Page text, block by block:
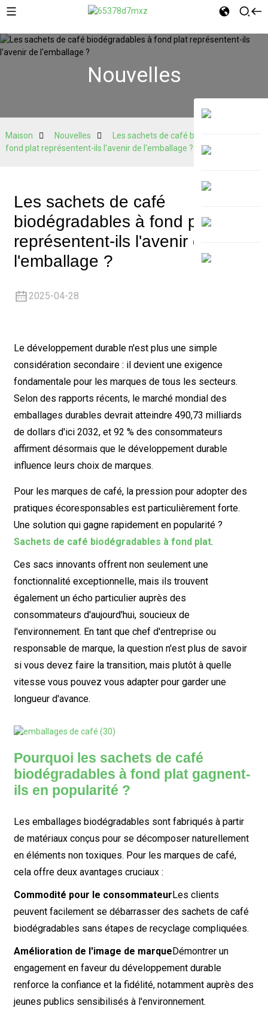
Nouvelles
Maison Nouvelles
Les sachets de café biodégradables à
fond plat représentent-ils l'avenir de l'emballage ?
Les sachets de café
biodégradables à fond plat
représentent-ils l'avenir de
l'emballage ?
2025-04-28
Le développement durable n'est plus une simple
considération secondaire : il devient une exigence
fondamentale pour les marques de tous les secteurs.
Selon des rapports récents, le marché mondial des
emballages durables devrait atteindre 490,73 milliards
de dollars d'ici 2032, et 92 % des consommateurs
affirment désormais que le développement durable
influence leurs choix de marques.
Pour les marques de café, la pression pour adopter des
pratiques écoresponsables est particulièrement forte.
Une solution qui gagne rapidement en popularité ?
Sachets de café biodégradables à fond plat.
Ces sacs innovants offrent non seulement une
fonctionnalité exceptionnelle, mais ils trouvent
également un écho particulier auprès des
consommateurs d'aujourd'hui, soucieux de
l'environnement. En tant que chef d'entreprise ou
responsable de marque, la question n'est plus de savoir
si vous devez faire la transition, mais plutôt à quelle
vitesse vous pouvez vous adapter pour garder une
longueur d'avance.
Pourquoi les sachets de café
biodégradables à fond plat gagnent-
ils en popularité ?
Les emballages biodégradables sont fabriqués à partir
de matériaux conçus pour se décomposer naturellement
en éléments non toxiques. Pour les marques de café,
cela offre deux avantages cruciaux :
Commodité pour le consommateurLes clients
peuvent facilement se débarrasser des sachets de café
biodégradables sans étapes de recyclage compliquées.
Amélioration de l'image de marqueDémontrer un
engagement en faveur du développement durable
renforce la confiance et la fidélité, notamment auprès des
jeunes publics sensibilisés à l'environnement.